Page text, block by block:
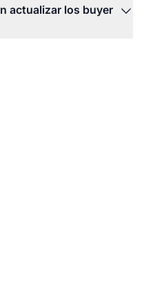
actualizar los buyer